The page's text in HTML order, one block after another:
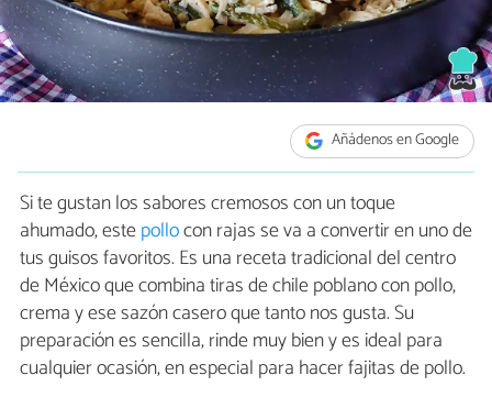
Añádenos en Google
Si te gustan los sabores cremosos con un toque
ahumado, estepollocon rajas se va a convertir en uno de
tus guisos favoritos. Es una receta tradicional del centro
de México que combina tiras de chile poblano con pollo,
crema y ese sazón casero que tanto nos gusta. Su
preparación es sencilla, rinde muy bien y es ideal para
cualquier ocasión, en especial para hacer fajitas de pollo.